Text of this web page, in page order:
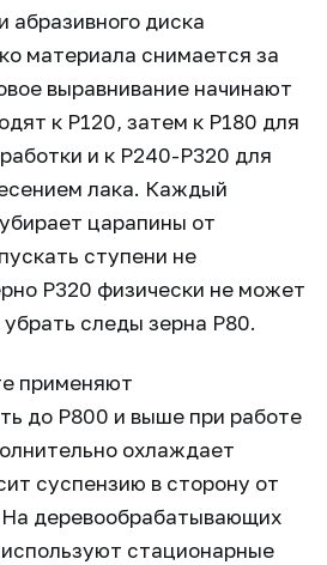
абразивного диска
материала снимается за
выравнивание начинают
к Р120, затем к Р180 для
и к Р240-Р320 для
лака. Каждый
царапины от
ступени не
Р320 физически не может
следы зерна Р80.
применяют
до Р800 и выше при работе
охлаждает
суспензию в сторону от
деревообрабатывающих
стационарные